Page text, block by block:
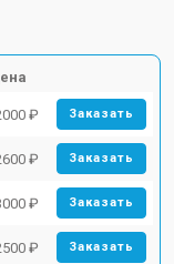
₽ Заказать
₽ Заказать
₽ Заказать
₽ Заказать